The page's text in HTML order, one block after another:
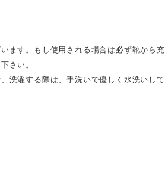
ます。もし使用される場合は必ず靴から充
さい。
洗濯する際は、手洗いで優しく水洗いして